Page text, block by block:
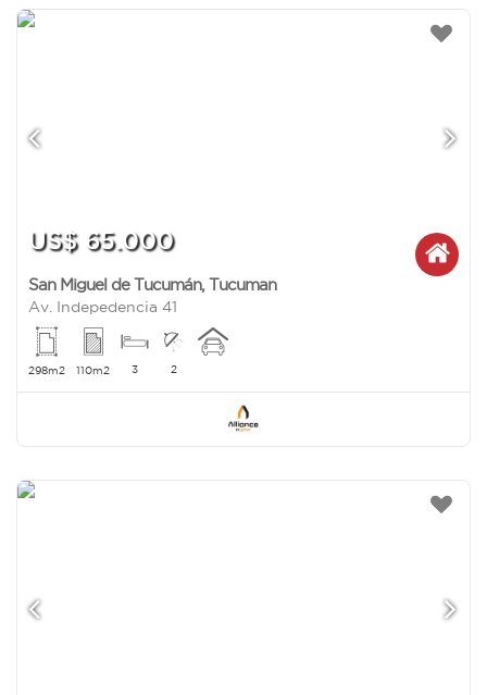
US$ 65.000
San Miguel de Tucumán, Tucuman
Av. Indepedencia 41
298m2 110m2 3 2